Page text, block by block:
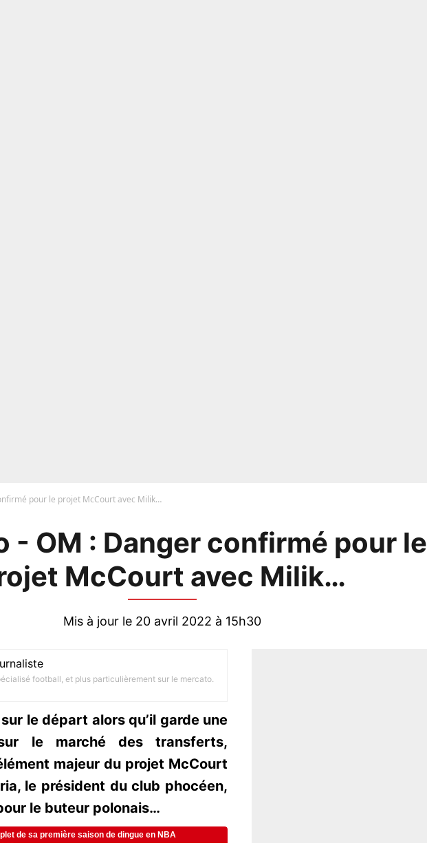
pour le projet McCourt avec Milik…
- OM : Danger confirmé pour le
McCourt avec Milik…
Mis à jour le 20 avril 2022 à 15h30
football, et plus particulièrement sur le mercato.
le départ alors qu’il garde une
le marché des transferts,
majeur du projet McCourt
le président du club phocéen,
le buteur polonais…